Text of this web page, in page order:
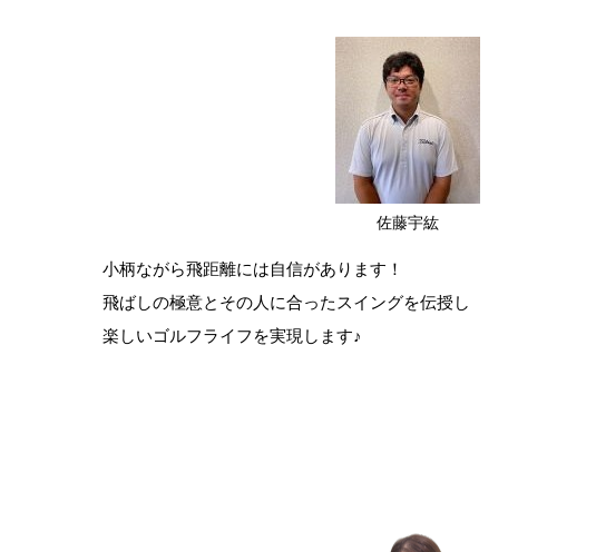
佐藤宇紘
小柄ながら飛距離には自信があります！
飛ばしの極意とその人に合ったスイングを伝授し
楽しいゴルフライフを実現します♪